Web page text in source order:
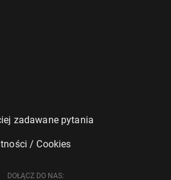
zadawane pytania
/ Cookies
DOŁĄCZ DO NAS: